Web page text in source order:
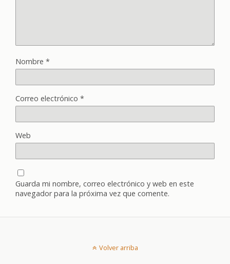
Nombre *
Correo electrónico *
Web
Guarda mi nombre, correo electrónico y web en este
navegador para la próxima vez que comente.
Volver arriba